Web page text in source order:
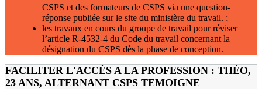
CSPS et des formateurs de CSPS via une question-
réponse publiée sur le site du ministère du travail. ;
les travaux en cours du groupe de travail pour réviser
l’article R-4532-4 du Code du travail concernant la
désignation du CSPS dès la phase de conception.
FACILITER L'ACCÈS A LA PROFESSION : THÉO,
23 ANS, ALTERNANT CSPS TEMOIGNE